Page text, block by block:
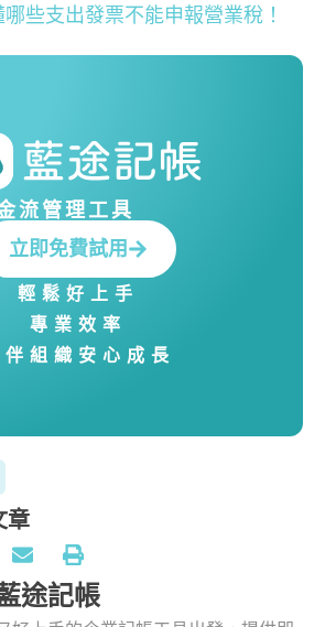
些支出發票不能申報營業稅！
流管理工具
立即免費試用
輕鬆好上手
專業效率
伴組織安心成長
章
途記帳